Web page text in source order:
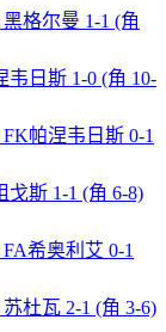
格尔曼 1-1 (角
韦日斯 1-0 (角 10-
帕涅韦日斯 0-1
戈斯 1-1 (角 6-8)
希奥利艾 0-1
杜瓦 2-1 (角 3-6)